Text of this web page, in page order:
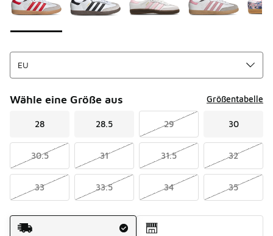
Wähle eine Größe aus Größentabelle
28 28.5 29 30
30.5 31 31.5 32
33 33.5 34 35
Versandart